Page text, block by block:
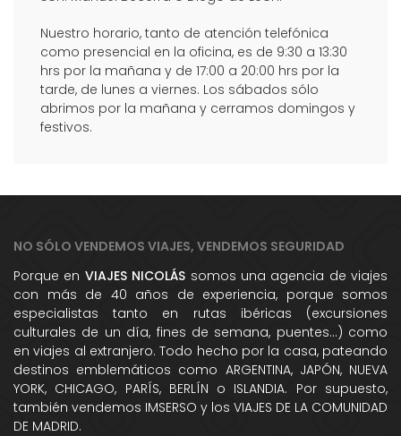
Nuestro horario, tanto de atención telefónica
como presencial en la oficina, es de 9:30 a 13:30
hrs por la mañana y de 17:00 a 20:00 hrs por la
tarde, de lunes a viernes. Los sábados sólo
abrimos por la mañana y cerramos domingos y
festivos.
NO SÓLO VENDEMOS VIAJES, VENDEMOS SEGURIDAD
Porque en VIAJES NICOLÁS somos una agencia de viajes
con más de 40 años de experiencia, porque somos
especialistas tanto en rutas ibéricas (excursiones
culturales de un día, fines de semana, puentes...) como
en viajes al extranjero. Todo hecho por la casa, pateando
destinos emblemáticos como ARGENTINA, JAPÓN, NUEVA
YORK, CHICAGO, PARÍS, BERLÍN o ISLANDIA. Por supuesto,
también vendemos IMSERSO y los VIAJES DE LA COMUNIDAD
DE MADRID.